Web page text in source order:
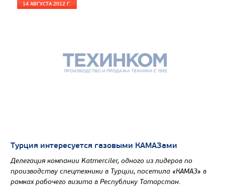
Грузоподъемность, кг
Вместимость кузова, м3
Направление разгрузки
14 АВГУСТА 2012 Г.
Турция интересуется газовыми КАМАЗами
Делегация компании Katmerciler, одного из лидеров по
производству спецтехники в Турции, посетила «КАМАЗ» в
рамках рабочего визита в Республику Татарстан.